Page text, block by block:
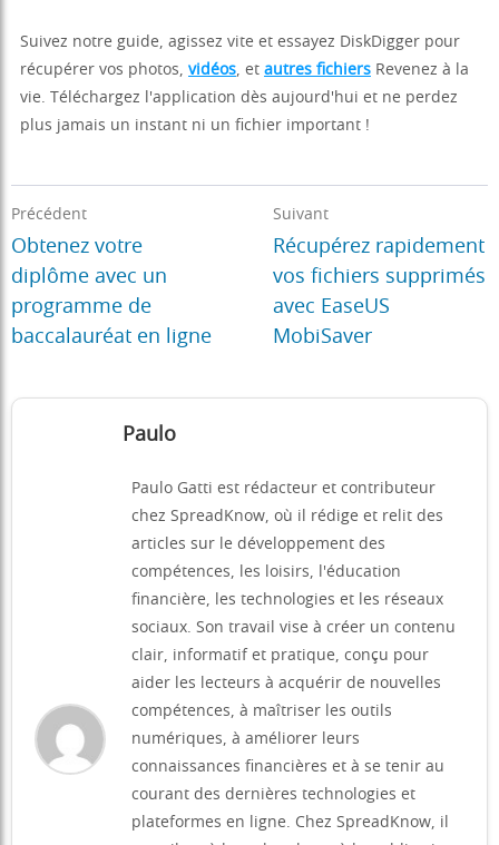
Suivez notre guide, agissez vite et essayez DiskDigger pour
récupérer vos photos, vidéos, et autres fichiers Revenez à la
vie. Téléchargez l'application dès aujourd'hui et ne perdez
plus jamais un instant ni un fichier important !
Précédent
Obtenez votre
diplôme avec un
programme de
baccalauréat en ligne
Suivant
Récupérez rapidement
vos fichiers supprimés
avec EaseUS
MobiSaver
Paulo
Paulo Gatti est rédacteur et contributeur
chez SpreadKnow, où il rédige et relit des
articles sur le développement des
compétences, les loisirs, l'éducation
financière, les technologies et les réseaux
sociaux. Son travail vise à créer un contenu
clair, informatif et pratique, conçu pour
aider les lecteurs à acquérir de nouvelles
compétences, à maîtriser les outils
numériques, à améliorer leurs
connaissances financières et à se tenir au
courant des dernières technologies et
plateformes en ligne. Chez SpreadKnow, il